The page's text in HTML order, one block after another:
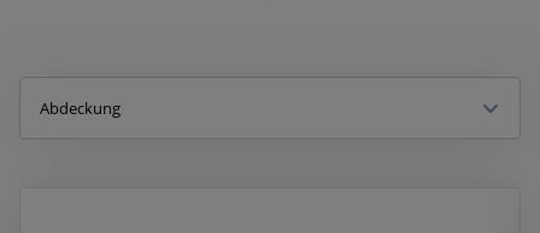
Abdeckung